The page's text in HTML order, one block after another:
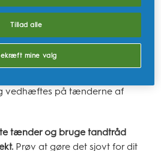
mængder fluor. Sørg for
om tilskud for at afgøre, om de
Tandforsegling yder
vedhæftes på tænderne af
tænder og bruge tandtråd
Prøv at gøre det sjovt for dit
Tillad alle
mine valg